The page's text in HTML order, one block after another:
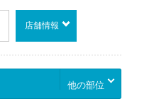
店舗情報
他の部位